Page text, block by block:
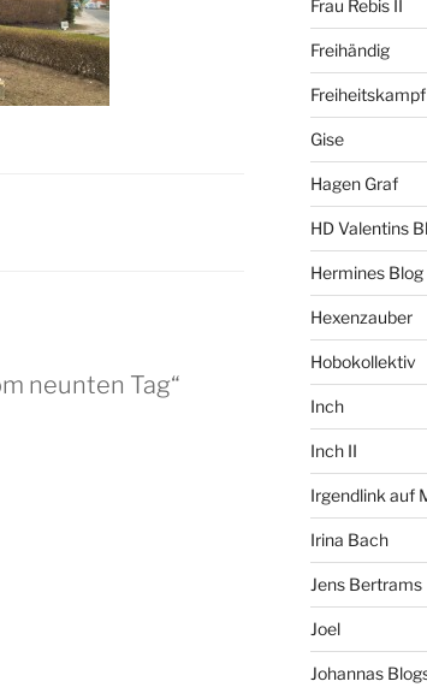
neunten Tag“
Frau Rebis II
Freihändig
Freiheitskampf
Gise
Hagen Graf
HD Valentins
Hermines Blog
Hexenzauber
Hobokollektiv
Inch
Inch II
Irgendlink auf
Irina Bach
Jens Bertrams
Joel
Johannas